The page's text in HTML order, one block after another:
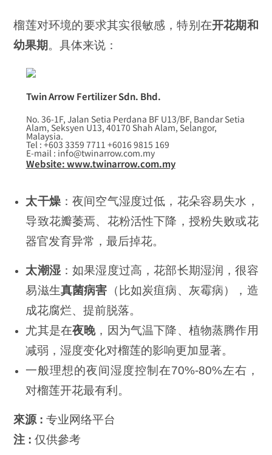
榴莲对环境的要求其实很敏感，特别在开花期和
幼果期。具体来说：
Twin Arrow Fertilizer Sdn. Bhd.
No. 36-1F, Jalan Setia Perdana BF U13/BF, Bandar Setia
Alam, Seksyen U13, 40170 Shah Alam, Selangor,
Malaysia.
Tel : +603 3359 7711 +6016 9815 169
E-mail : info@twinarrow.com.my
Website: www.twinarrow.com.my
太干燥：夜间空气湿度过低，花朵容易失水，
导致花瓣萎焉、花粉活性下降，授粉失败或花
器官发育异常，最后掉花。
太潮湿：如果湿度过高，花部长期湿润，很容
易滋生真菌病害 （比如炭疽病、灰霉病），造
成花腐烂、提前脱落。
尤其是在夜晚，因为气温下降、植物蒸腾作用
减弱，湿度变化对榴莲的影响更加显著。
一般理想的夜间湿度控制在70%-80%左右，
对榴莲开花最有利。
來源 : 专业网络平台
注 : 仅供參考